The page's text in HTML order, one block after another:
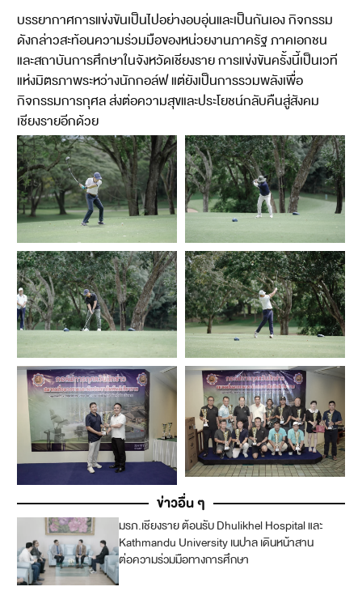
บรรยากาศการแข่งขันเป็นไปอย่างอบอุ่นและเป็นกันเอง กิจกรรม
ดังกล่าวสะท้อนความร่วมมือของหน่วยงานภาครัฐ ภาคเอกชน
และสถาบันการศึกษาในจังหวัดเชียงราย การแข่งขันครั้งนี้เป็นเวที
แห่งมิตรภาพระหว่างนักกอล์ฟ แต่ยังเป็นการรวมพลังเพื่อ
กิจกรรมการกุศล ส่งต่อความสุขและประโยชน์กลับคืนสู่สังคม
เชียงรายอีกด้วย
ข่าวอื่น ๆ
มรภ.เชียงราย ต้อนรับ Dhulikhel Hospital และ
Kathmandu University เนปาล เดินหน้าสาน
ต่อความร่วมมือทางการศึกษา